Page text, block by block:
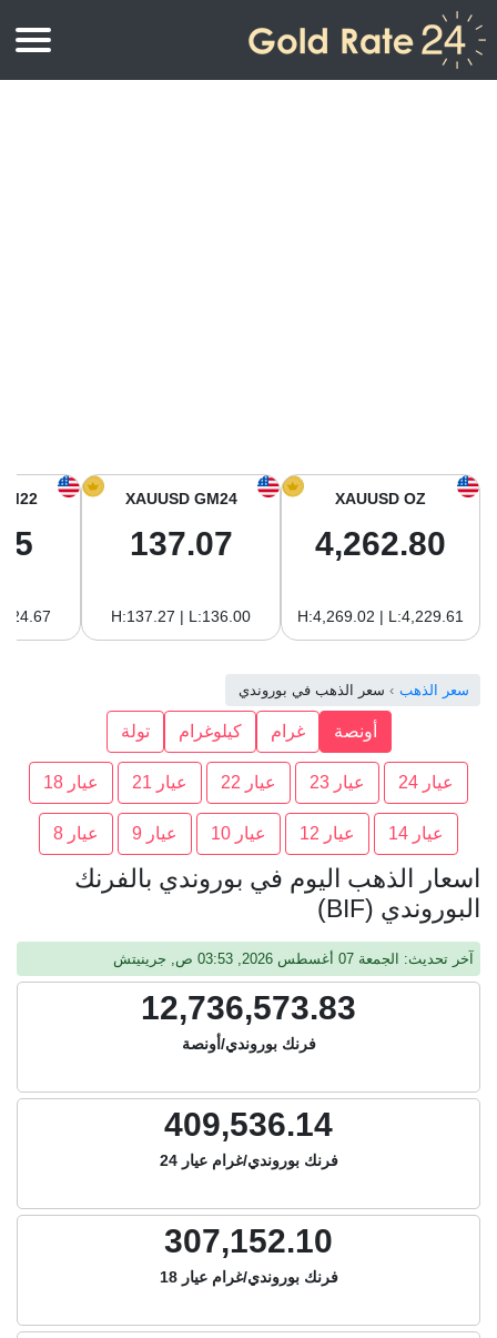
أسعار الذهب في أمريكا الجنوبية
XAUUSD OZ
4,262.80
H:4,269.02 | L:4,229.61
XAUUSD GM24
137.07
H:137.27 | L:136.00
سعر الذهب سعر الذهب في بوروندي
أونصة غرام كيلوغرام تولة
عيار 24 عيار 23 عيار 22 عيار 21 عيار 18
عيار 14 عيار 12 عيار 10 عيار 9 عيار 8
اسعار الذهب اليوم في بوروندي بالفرنك
البوروندي (BIF)
آخر تحديث: الجمعة 07 أغسطس 2026, 03:53 ص, جرينيتش
12,736,573.83
فرنك بوروندي/أونصة
409,536.14
فرنك بوروندي/غرام عيار 24
307,152.10
فرنك بوروندي/غرام عيار 18